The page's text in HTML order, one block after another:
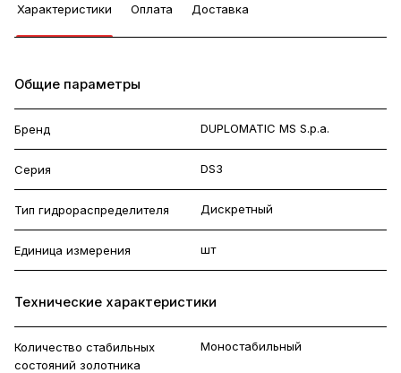
Характеристики Оплата Доставка
Общие параметры
Бренд DUPLOMATIC MS S.p.a.
Серия DS3
Тип гидрораспределителя Дискретный
Единица измерения шт
Технические характеристики
Количество стабильных
состояний золотника
Моностабильный